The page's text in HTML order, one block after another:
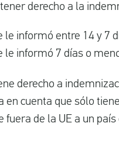
derecho a la
le informó entre 14 y 7
le informó 7 días o
derecho a
en cuenta que sólo
fuera de la UE a un